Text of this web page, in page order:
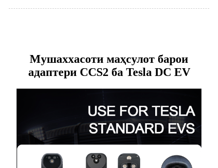
Мушаххасоти маҳсулот барои
адаптери CCS2 ба Tesla DC EV